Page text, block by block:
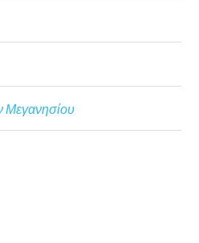
Μεγανησίου